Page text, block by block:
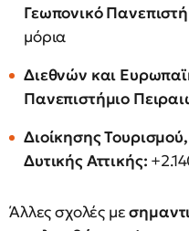
Γεωπονικό
μόρια
Διεθνών και
Πανεπιστήμιο
Διοίκησης
Δυτικής Αττικής:
Άλλες σχολές με